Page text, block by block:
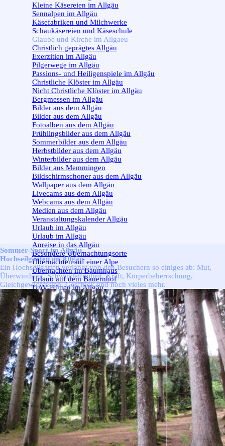
Kleine Käsereien im Allgäu
Sennalpen im Allgäu
Käsefabriken und Milchwerke
Schaukäsereien und Käseschule
Glaube und Kirche im Allgaeu
Christlich geprägtes Allgäu
Exerzitien im Allgäu
Pilgerwege im Allgäu
Passions- und Heiligenspiele im Allgäu
Christliche Klöster im Allgäu
Nicht Christliche Klöster im Allgäu
Bergmessen im Allgäu
Bilder aus dem Allgäu
Bilder aus dem Allgäu
Fotoalben aus dem Allgäu
Frühlingsbilder aus dem Allgäu
Sommerbilder aus dem Allgäu
Herbstbilder aus dem Allgäu
Winterbilder aus dem Allgäu
Bilder aus Memmingen
Bildschirmschoner aus dem Allgäu
Wallpaper aus dem Allgäu
Livecams aus dem Allgäu
Webcams aus dem Allgäu
Medien aus dem Allgäu
Veranstaltungskalender Allgäu
Urlaub im Allgäu
Urlaub im Allgäu
Anreise in das Allgäu
Besondere Übernachtungsorte
Übernachten auf einer Alpe
Übernachten im Baumhaus
Urlaub auf dem Bauernhof
DAV-Hütten im Allgäu
Jugendherbergen im Allgäu
Jugendzeltplätze im Allgäu
Sommer im Allgäu▼
Sommer im Allgäu
Winter im Allgäu▼
Winter im Allgäu
Aus dem Allgäu▼
Aus dem Allgäu
Wetter im Allgäu▼
Wetter im Allgäu
Die Allgäuseiten ▼
Die Allgäuseiten
Impressum
Datenschutzerklärung
Stichwortverzeichnis
Netzwerk
Linkpartner
Unterstützung
Sommer-Sport im Allgäu
Hochseilgärten im Allgäu
Ein Hochseilgarten verlangt von den Besuchern so einiges ab: Mut,
Überwindung, Schwindelfreiheit, Kraft, Körperbeherrschung,
Gleichgewichtssinn, Geschick und noch vieles mehr.